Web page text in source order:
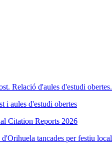
Relació d'aules d'estudi obertes.
i aules d'estudi obertes
Citation Reports 2026
tancades per festiu local